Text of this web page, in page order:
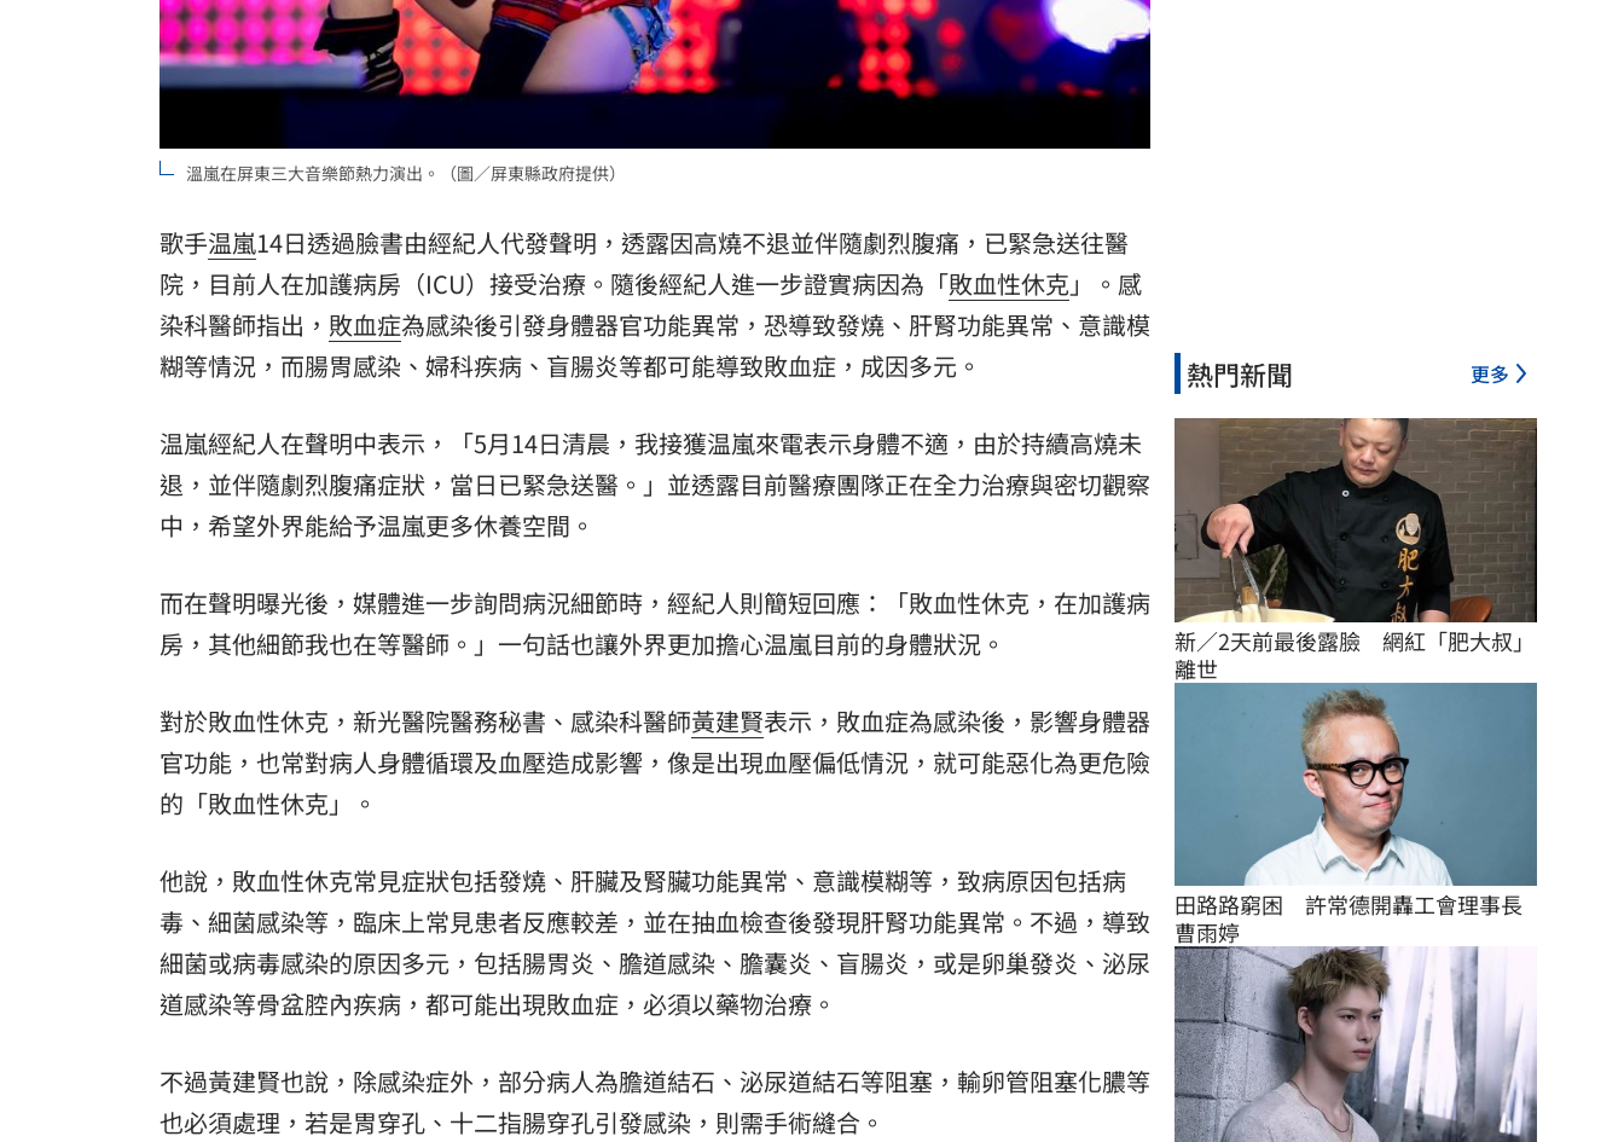
溫嵐在屏東三大音樂節熱力演出。（圖／屏東縣政府提供）
歌手温嵐14日透過臉書由經紀人代發聲明，透露因高燒不退並伴隨劇烈腹痛，已緊急送往醫
院，目前人在加護病房（ICU）接受治療。隨後經紀人進一步證實病因為「敗血性休克 」。感
染科醫師指出， 敗血症為感染後引發身體器官功能異常，恐導致發燒、肝腎功能異常、意識模
糊等情況，而腸胃感染、婦科疾病、盲腸炎等都可能導致敗血症，成因多元。
温嵐經紀人在聲明中表示，「5月14日清晨，我接獲温嵐來電表示身體不適，由於持續高燒未
退，並伴隨劇烈腹痛症狀，當日已緊急送醫。」並透露目前醫療團隊正在全力治療與密切觀察
中，希望外界能給予温嵐更多休養空間。
而在聲明曝光後，媒體進一步詢問病況細節時，經紀人則簡短回應：「敗血性休克，在加護病
房，其他細節我也在等醫師。」一句話也讓外界更加擔心温嵐目前的身體狀況。
對於敗血性休克，新光醫院醫務秘書、感染科醫師黃建賢表示，敗血症為感染後，影響身體器
官功能，也常對病人身體循環及血壓造成影響，像是出現血壓偏低情況，就可能惡化為更危險
的「敗血性休克」。
他說，敗血性休克常見症狀包括發燒、肝臟及腎臟功能異常、意識模糊等，致病原因包括病
毒、細菌感染等，臨床上常見患者反應較差，並在抽血檢查後發現肝腎功能異常。不過，導致
細菌或病毒感染的原因多元，包括腸胃炎、膽道感染、膽囊炎、盲腸炎，或是卵巢發炎、泌尿
道感染等骨盆腔內疾病，都可能出現敗血症，必須以藥物治療。
不過黃建賢也說，除感染症外，部分病人為膽道結石、泌尿道結石等阻塞，輸卵管阻塞化膿等
也必須處理，若是胃穿孔、十二指腸穿孔引發感染，則需手術縫合。
熱門新聞 更多
新／2天前最後露臉　網紅「肥大叔」
離世
田路路窮困　許常德開轟工會理事長
曹雨婷